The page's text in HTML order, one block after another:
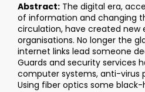
Abstract: The digital era,
of information and changing
circulation, have created new
organisations. No longer the
internet links lead someone
Guards and security services
computer systems, anti-virus
Using fiber optics some